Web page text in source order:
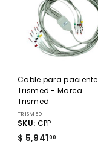
Cable para paciente
Trismed - Marca
Trismed
TRISMED
SKU: CPP
$ 5,94100